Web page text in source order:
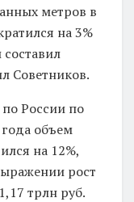
метров в
на 3%
Советников.
России по
объем
на 12%,
рост
трлн руб.